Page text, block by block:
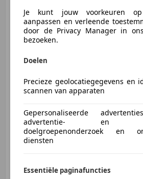
PLUS /
HE
11/2023 79.369 km
Elektro/
215 kW (292 PK)
Je kunt jouw voorkeuren
aanpassen en verleende
door de Privacy Manager in
bezoeken.
Doelen
Precieze geolocatiegegevens en
scannen van apparaten
Gepersonaliseerde
advertentie- en
doelgroepenonderzoek en
diensten
Essentiële paginafuncties